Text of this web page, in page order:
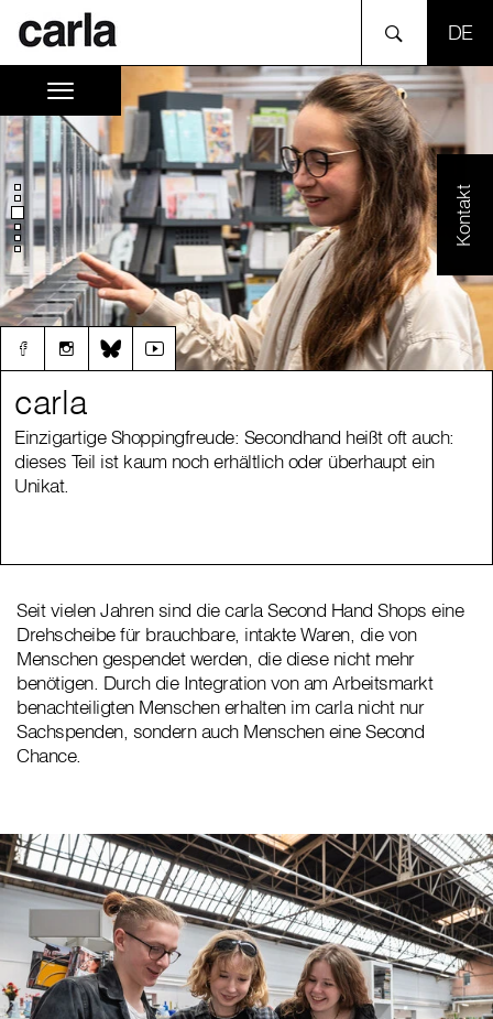
Kontakt
carla
Einzigartige Shoppingfreude: Secondhand heißt oft auch:
dieses Teil ist kaum noch erhältlich oder überhaupt ein
Unikat.
carla
Einzigartige Shoppingfreude: Secondhand heißt oft auch:
dieses Teil ist kaum noch erhältlich oder überhaupt ein
Unikat.
Seit vielen Jahren sind die carla Second Hand Shops eine
Drehscheibe für brauchbare, intakte Waren, die von
Menschen gespendet werden, die diese nicht mehr
benötigen. Durch die Integration von am Arbeitsmarkt
benachteiligten Menschen erhalten im carla nicht nur
Sachspenden, sondern auch Menschen eine Second
Chance.